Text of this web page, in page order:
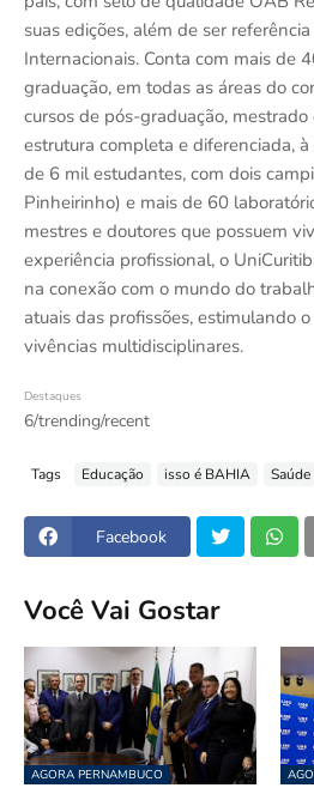
suas edições, além de ser
Internacionais. Conta com mais de
graduação, em todas as áreas do
cursos de pós-graduação,
estrutura completa e diferenciada,
de 6 mil estudantes, com dois
Pinheirinho) e mais de 60
mestres e doutores que possuem
experiência profissional, o
na conexão com o mundo do
atuais das profissões, estimulando
vivências multidisciplinares.
Destaques
6/trending/recent
Tags Educação isso é BAHIA Saúde
Facebook
Você Vai Gostar
AGORA PERNAMBUCO